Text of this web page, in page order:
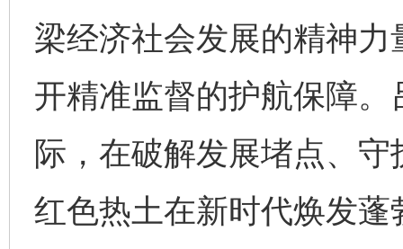
梁经济社会发展的精神
开精准监督的护航保障
际，在破解发展堵点、
红色热土在新时代焕发蓬